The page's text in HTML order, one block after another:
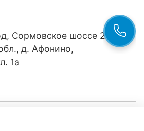
Сормовское шоссе 24/36
д. Афонино,
1а